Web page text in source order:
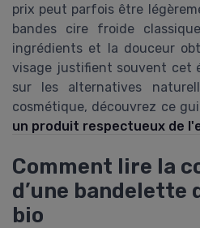
prix peut parfois être
bandes cire froide
ingrédients et la douceur
visage justifient souvent cet
sur les alternatives
cosmétique, découvrez ce
un produit respectueux de
Comment lire la
d’une bandelette
bio